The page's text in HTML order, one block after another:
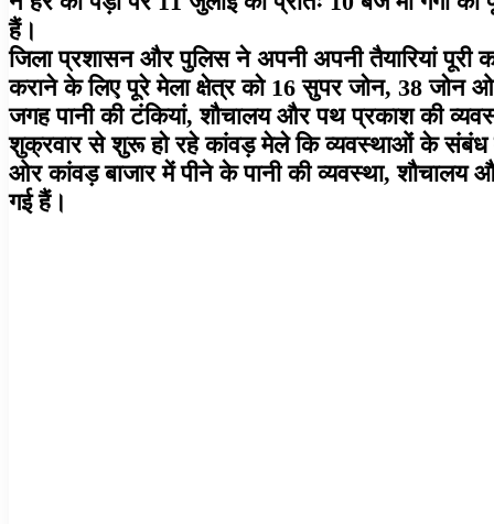
हैं।
जिला प्रशासन और पुलिस ने अपनी अपनी तैयारियां पूरी
कराने के लिए पूरे मेला क्षेत्र को 16 सुपर जोन, 38 जोन
जगह पानी की टंकियां, शौचालय और पथ प्रकाश की
शुक्रवार से शुरू हो रहे कांवड़ मेले कि व्यवस्थाओं के संबंध में
ओर कांवड़ बाजार में पीने के पानी की व्यवस्था, शौचालय
गई हैं।